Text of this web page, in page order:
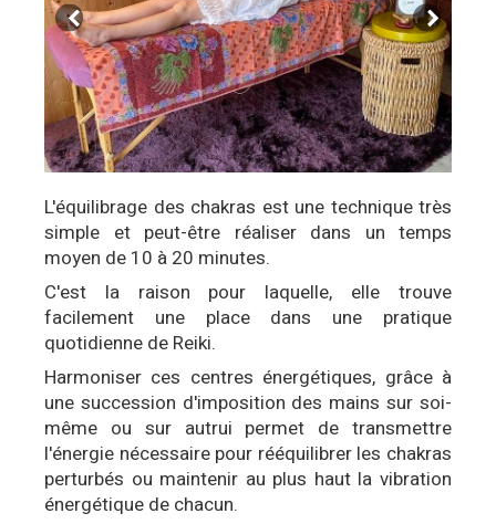
L'équilibrage des chakras est une technique très
simple et peut-être réaliser dans un temps
moyen de 10 à 20 minutes.
C'est la raison pour laquelle, elle trouve
facilement une place dans une pratique
quotidienne de Reiki.
Harmoniser ces centres énergétiques, grâce à
une succession d'imposition des mains sur soi-
même ou sur autrui permet de transmettre
l'énergie nécessaire pour rééquilibrer les chakras
perturbés ou maintenir au plus haut la vibration
énergétique de chacun.